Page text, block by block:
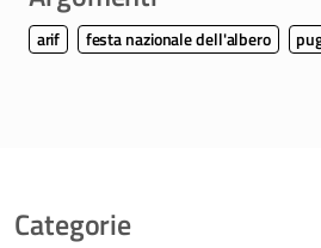
arif festa nazionale dell'albero
Categorie